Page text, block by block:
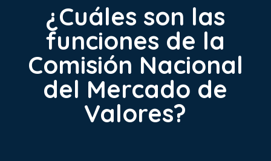
¿Cuáles son las
funciones de la
Comisión Nacional
del Mercado de
Valores?